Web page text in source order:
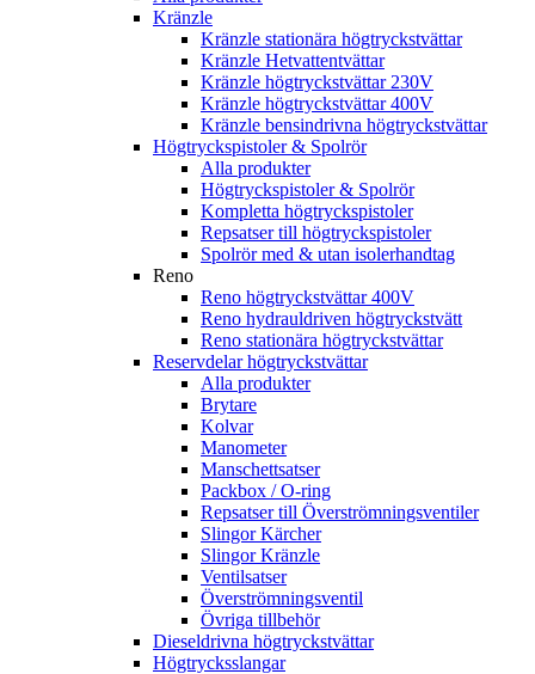
Kränzle
Kränzle stationära högtryckstvättar
Kränzle Hetvattentvättar
Kränzle högtryckstvättar 230V
Kränzle högtryckstvättar 400V
Kränzle bensindrivna högtryckstvättar
Högtryckspistoler & Spolrör
Alla produkter
Högtryckspistoler & Spolrör
Kompletta högtryckspistoler
Repsatser till högtryckspistoler
Spolrör med & utan isolerhandtag
Reno
Reno högtryckstvättar 400V
Reno hydrauldriven högtryckstvätt
Reno stationära högtryckstvättar
Reservdelar högtryckstvättar
Alla produkter
Brytare
Kolvar
Manometer
Manschettsatser
Packbox / O-ring
Repsatser till Överströmningsventiler
Slingor Kärcher
Slingor Kränzle
Ventilsatser
Överströmningsventil
Övriga tillbehör
Dieseldrivna högtryckstvättar
Högtrycksslangar